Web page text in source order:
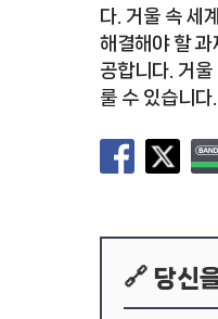
다. 거울 속 세
해결해야 할 과
공합니다. 거
룰 수 있습니다.
🔗 당신